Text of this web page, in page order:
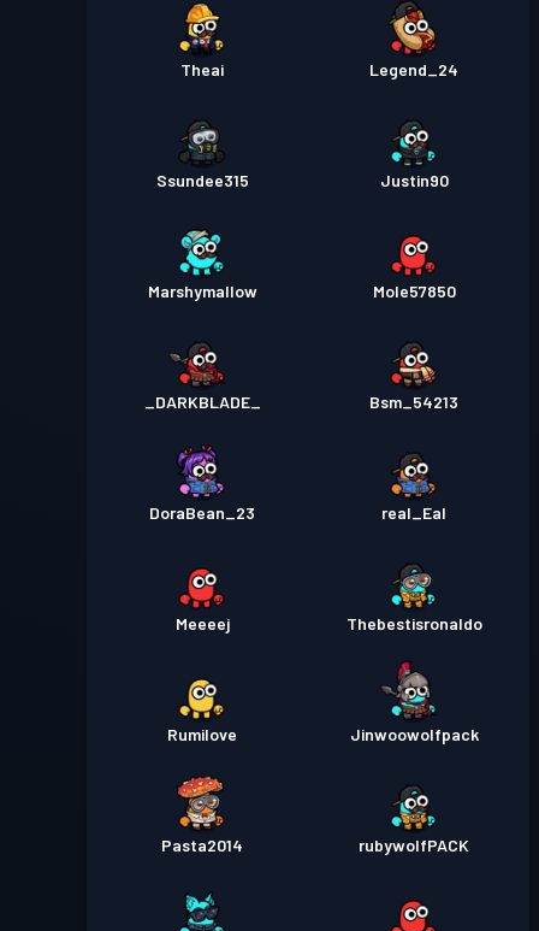
Theai Legend_24
Ssundee315 Justin90
Marshymallow Mole57850
_DARKBLADE_ Bsm_54213
DoraBean_23 real_Eal
Meeeej Thebestisronaldo
Rumilove Jinwoowolfpack
Pasta2014 rubywolfPACK